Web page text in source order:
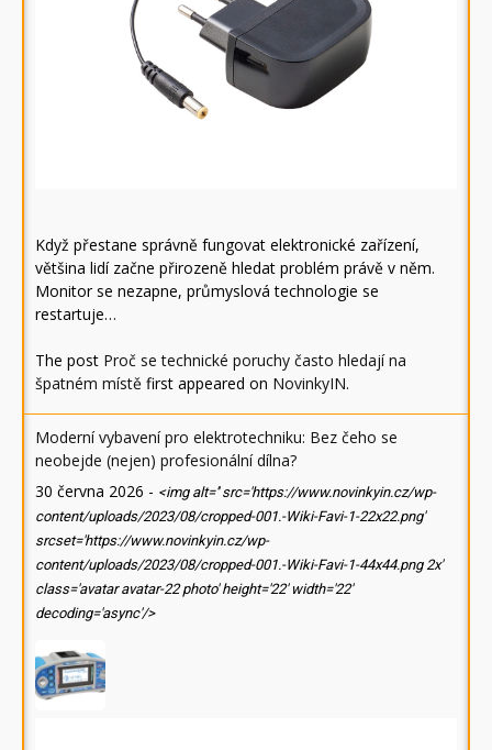
Když přestane správně fungovat elektronické zařízení,
většina lidí začne přirozeně hledat problém právě v něm.
Monitor se nezapne, průmyslová technologie se
restartuje…
The post Proč se technické poruchy často hledají na
špatném místě first appeared on NovinkyIN.
Moderní vybavení pro elektrotechniku: Bez čeho se
neobejde (nejen) profesionální dílna?
30 června 2026 - <img alt='' src='https://www.novinkyin.cz/wp-
content/uploads/2023/08/cropped-001.-Wiki-Favi-1-22x22.png'
srcset='https://www.novinkyin.cz/wp-
content/uploads/2023/08/cropped-001.-Wiki-Favi-1-44x44.png 2x'
class='avatar avatar-22 photo' height='22' width='22'
decoding='async'/>